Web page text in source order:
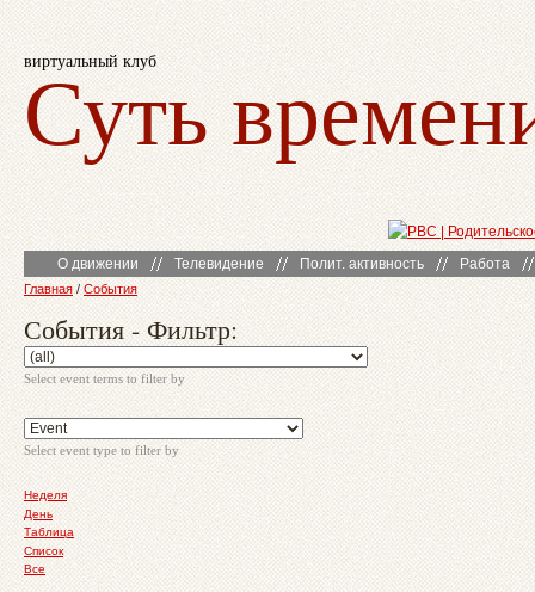
виртуальный клуб
Суть
О движении Телевидение Полит. активность Работа
Главная / События
События - Фильтр:
Select event terms to filter by
Select event type to filter by
Неделя
День
Таблица
Список
Все